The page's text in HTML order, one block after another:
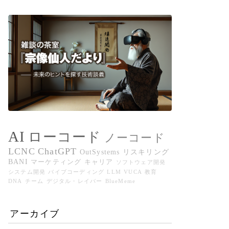
AI ローコード ノーコード
LCNC ChatGPT OutSystems
リスキリング
BANI マーケティング キャリア
ソフトウェア開発
システム開発
バイブコーディング LLM VUCA
教育
DNA
チーム デジタル・レイバー BlueMeme
アーカイブ